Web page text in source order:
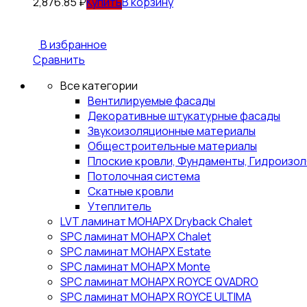
В избранное
Сравнить
Все категории
Вентилируемые фасады
Декоративные штукатурные фасады
Звукоизоляционные материалы
Общестроительные материалы
Плоские кровли, Фундаменты,
Потолочная система
Скатные кровли
Утеплитель
LVT ламинат МОНАРХ Dryback Chalet
SPC ламинат МОНАРХ Chalet
SPC ламинат МОНАРХ Estate
SPC ламинат МОНАРХ Monte
SPC ламинат МОНАРХ ROYCE QVADRO
SPC ламинат МОНАРХ ROYCE ULTIMA